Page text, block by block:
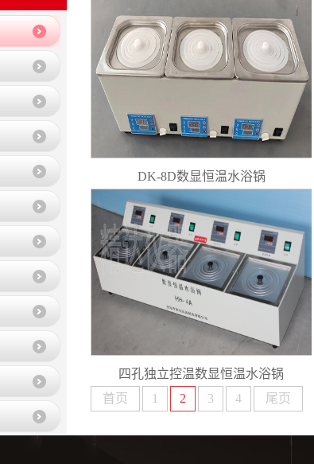
DK-8D数显恒温水浴锅
四孔独立控温数显恒温水浴锅
首页
1 2 3 4 尾页